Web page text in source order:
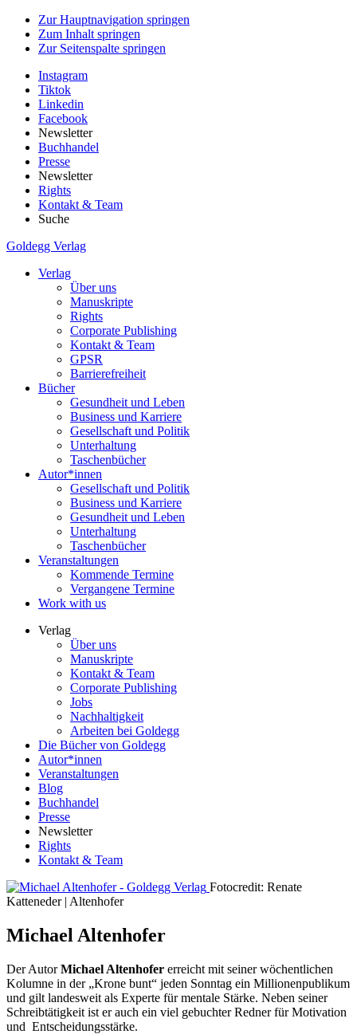
Zur Hauptnavigation springen
Zum Inhalt springen
Zur Seitenspalte springen
Instagram
Tiktok
Linkedin
Facebook
Newsletter
Buchhandel
Presse
Newsletter
Rights
Kontakt & Team
Suche
Goldegg Verlag
Verlag
Über uns
Manuskripte
Rights
Corporate Publishing
Kontakt & Team
GPSR
Barrierefreiheit
Bücher
Gesundheit und Leben
Business und Karriere
Gesellschaft und Politik
Unterhaltung
Taschenbücher
Autor*innen
Gesellschaft und Politik
Business und Karriere
Gesundheit und Leben
Unterhaltung
Taschenbücher
Veranstaltungen
Kommende Termine
Vergangene Termine
Work with us
Verlag
Über uns
Manuskripte
Kontakt & Team
Corporate Publishing
Jobs
Nachhaltigkeit
Arbeiten bei Goldegg
Die Bücher von Goldegg
Autor*innen
Veranstaltungen
Blog
Buchhandel
Presse
Newsletter
Rights
Kontakt & Team
Fotocredit: Renate
Katteneder | Altenhofer
Michael Altenhofer
Der AutorMichael Altenhofer erreicht mit seiner wöchentlichen
Kolumne in der „Krone bunt“ jeden Sonntag ein Millionenpublikum
und gilt landesweit als Experte für mentale Stärke. Neben seiner
Schreibtätigkeit ist er auch ein viel gebuchter Redner für Motivation
und Entscheidungsstärke.